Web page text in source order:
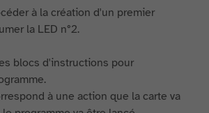
à la création d'un premier
la LED n°2.
blocs d'instructions pour
à une action que la carte va